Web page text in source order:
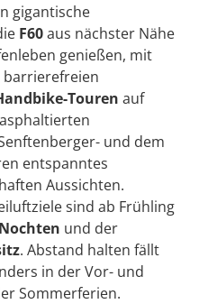
gigantische
F60aus nächster Nähe
genießen, mit
barrierefreien
Touren auf
und dem
entspanntes
Aussichten.
sind ab Frühling
und der
. Abstand halten fällt
in der Vor- und
Sommerferien.